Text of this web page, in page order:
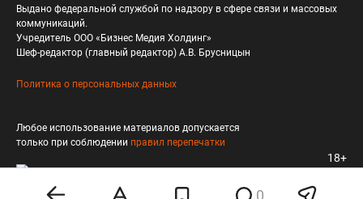
0
Выдано федеральной службой по надзору в сфере связи и массовых
коммуникаций.
Учредитель ООО «Бизнес Медия Холдинг»
Шеф-редактор (главный редактор) А.В. Брусницын
Политика о персональных данных
Любое использование материалов допускается
только при соблюдении правил перепечатки
18+